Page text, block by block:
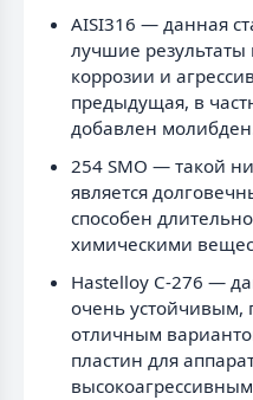
AISI316 — данная
лучшие
коррозии и
предыдущая, в
добавлен
254 SMO — такой
является
способен
химическими
Hastelloy C-276 —
очень устойчивым,
отличным
пластин для